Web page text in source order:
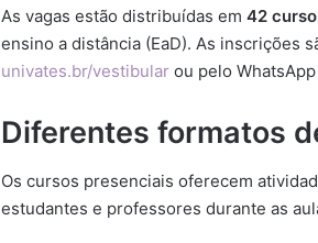
As vagas estão distribuídas em42
ensino a distância (EaD). As inscrições
univates.br/vestibular ou pelo WhatsApp
Diferentes formatos
Os cursos presenciais oferecem
estudantes e professores durante as